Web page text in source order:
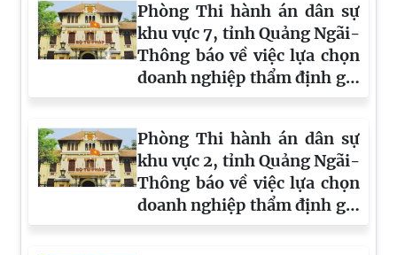
Phòng Thi hành án dân sự
khu vực 7, tỉnh Quảng Ngãi-
Thông báo về việc lựa chọn
doanh nghiệp thẩm định giá
tài sản số 2395
Phòng Thi hành án dân sự
khu vực 2, tỉnh Quảng Ngãi-
Thông báo về việc lựa chọn
doanh nghiệp thẩm định giá
tài sản số 2322